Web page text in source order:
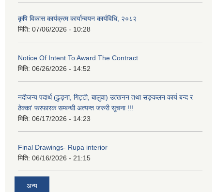
कृषि विकास कार्यक्रम कार्यान्वयन कार्यविधि, २०८२
मिति: 07/06/2026 - 10:28
Notice Of Intent To Award The Contract
मिति: 06/26/2026 - 14:52
नदीजन्य पदार्थ (ढुङ्गा, गिट्टी, बालुवा) उत्खनन तथा सङ्कलन कार्य बन्द र
ठेक्का' फरफारक सम्बन्धी अत्यन्त जरुरी सूचना !!!
मिति: 06/17/2026 - 14:23
Final Drawings- Rupa interior
मिति: 06/16/2026 - 21:15
अन्य